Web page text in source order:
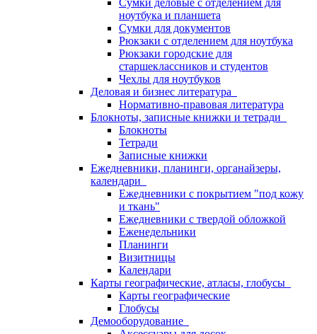
Сумки деловые с отделением для
ноутбука и планшета
Сумки для документов
Рюкзаки с отделением для ноутбука
Рюкзаки городские для
старшеклассников и студентов
Чехлы для ноутбуков
Деловая и бизнес литература
Нормативно-правовая литература
Блокноты, записные книжки и тетради
Блокноты
Тетради
Записные книжки
Ежедневники, планинги, органайзеры,
календари
Ежедневники с покрытием "под кожу
и ткань"
Ежедневники с твердой обложкой
Еженедельники
Планинги
Визитницы
Календари
Карты географические, атласы, глобусы
Карты географические
Глобусы
Демооборудование